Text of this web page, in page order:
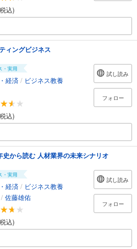
込)
ィングビジネス
・実用
経済 / ビジネス教養
込)
試し読み
フォロー
史から読む 人材業界の未来シナリオ
・実用
経済 / ビジネス教養
/ 佐藤雄佑
込)
試し読み
フォロー